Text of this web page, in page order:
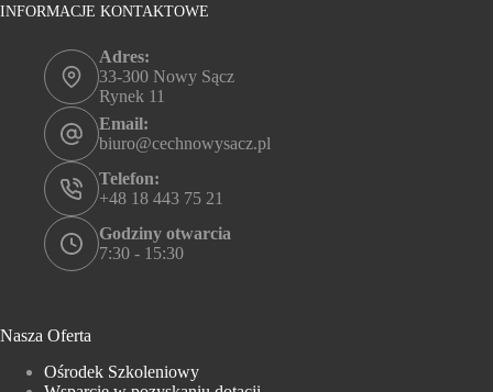
INFORMACJE KONTAKTOWE
Adres:
33-300 Nowy Sącz
Rynek 11
Email:
biuro@cechnowysacz.pl
Telefon:
+48 18 443 75 21
Godziny otwarcia
7:30 - 15:30
Nasza Oferta
Ośrodek Szkoleniowy